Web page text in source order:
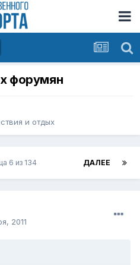
форумян
и отдых
ДАЛЕЕ
6 из 134
2011